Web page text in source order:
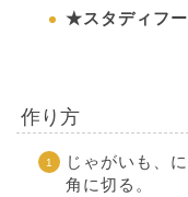
★スタデ
作り方
じゃがいも、
角に切る。